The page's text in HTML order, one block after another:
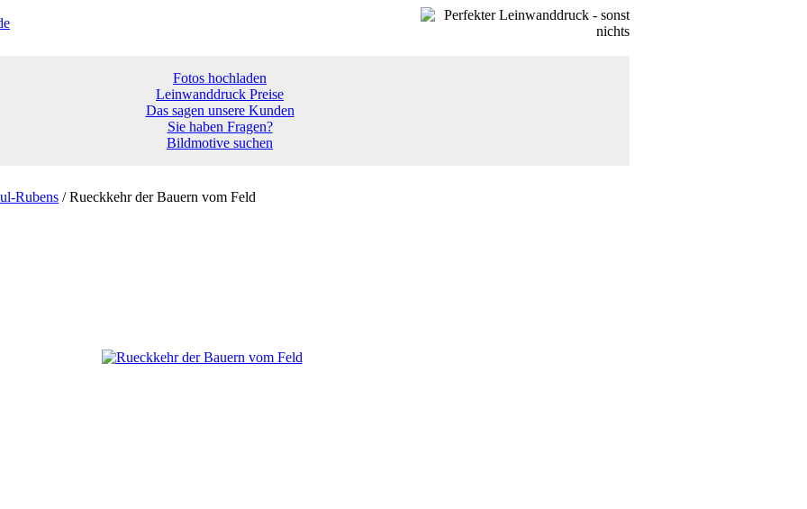
Fotos hochladen
Leinwanddruck Preise
Das sagen unsere Kunden
Sie haben Fragen?
Bildmotive suchen
Rubens / Rueckkehr der Bauern vom Feld